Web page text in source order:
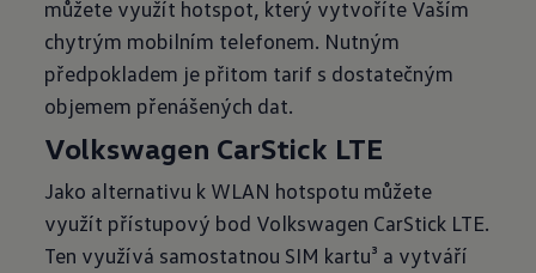
můžete využít hotspot, který vytvoříte Vaším
chytrým mobilním telefonem. Nutným
předpokladem je přitom tarif s dostatečným
objemem přenášených dat.
Volkswagen CarStick LTE
Jako alternativu k WLAN hotspotu můžete
využít přístupový bod Volkswagen CarStick LTE.
Ten využívá samostatnou SIM kartu³ a vytváří